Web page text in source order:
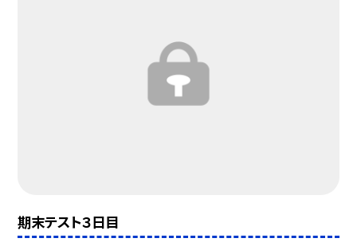
期末テスト３日目